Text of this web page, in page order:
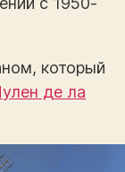
который
де ла